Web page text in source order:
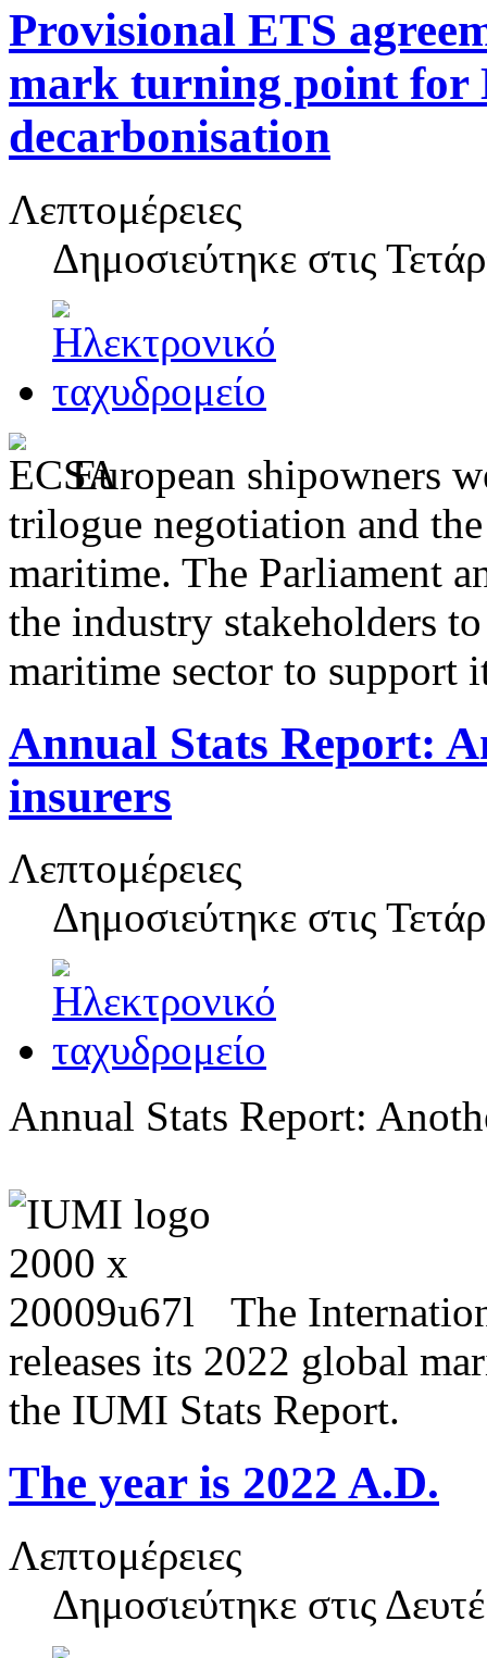
Provisional ETS
mark turning point for
decarbonisation
Λεπτομέρειες
Δημοσιεύτηκε στις
European shipowners
trilogue negotiation and
maritime. The Parliament
the industry stakeholders
maritime sector to support
Annual Stats Report:
insurers
Λεπτομέρειες
Δημοσιεύτηκε στις
Annual Stats Report:
Τhe
releases its 2022 global
the IUMI Stats Report.
The year is 2022 A.D.
Λεπτομέρειες
Δημοσιεύτηκε στις